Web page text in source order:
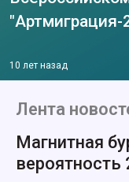
"Артмиграция-
10 лет назад
Лента
Магнитная
вероятность